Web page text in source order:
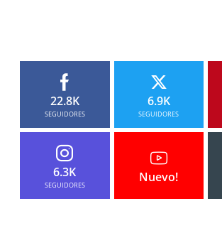
22.8K
SEGUIDORES
6.9K
SEGUIDORES
6.3K
SEGUIDORES
Nuevo!